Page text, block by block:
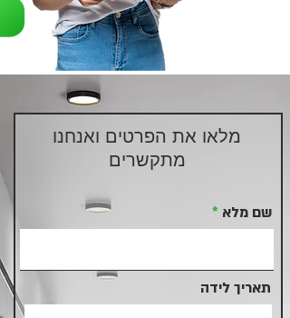
מלאו את הפרטים ואנחנו
מתקשרים
שם מלא
תאריך לידה